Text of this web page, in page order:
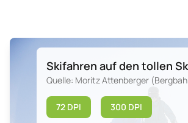
Skifahren auf den tollen
Quelle: Moritz Attenberger
72 DPI 300 DPI